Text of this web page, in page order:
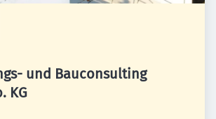
und Bauconsulting
KG